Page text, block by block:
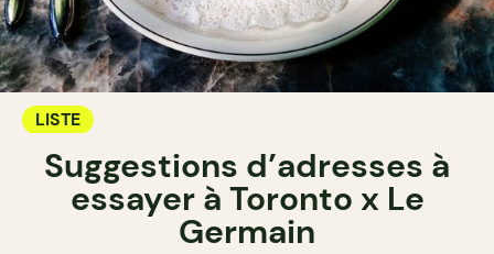
LISTE
Suggestions d’adresses à
essayer à Toronto x Le
Germain